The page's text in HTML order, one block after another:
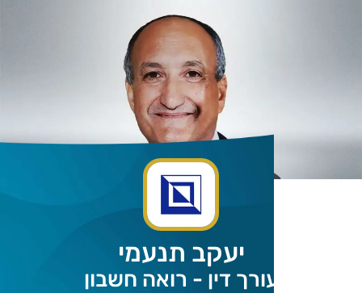
יעקב תנעמי
עורך דין - רואה חשבון